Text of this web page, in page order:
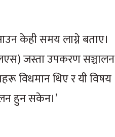
आउन केही समय लाग्ने बताए।
जस्ता उपकरण सञ्चालन
विधमान थिए र यी विषय
हुन सकेन।’